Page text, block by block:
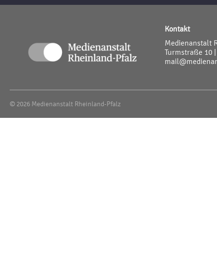
Kontakt
Medienanstalt
Turmstraße 10
© 2026 Medienanstalt Rheinland-Pfalz